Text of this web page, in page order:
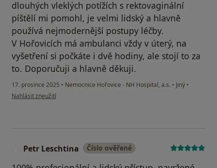
dlouhých vleklých potížích s rektovaginální
píštělí mi pomohl, je velmi lidský a hlavně
používá nejmodernější postupy léčby.
V Hořovicích má ambulanci vždy v úterý, na
vyšetření si počkáte i dvě hodiny, ale stojí to za
to. Doporučuji a hlavně děkuji.
17. prosince 2025 • Nemocnice Hořovice - NH Hospital, a.s. • Jiný •
podle názoru uživatele Kateřina B.
Nahlásit zneužití
Petr Leschtina Číslo ověřené